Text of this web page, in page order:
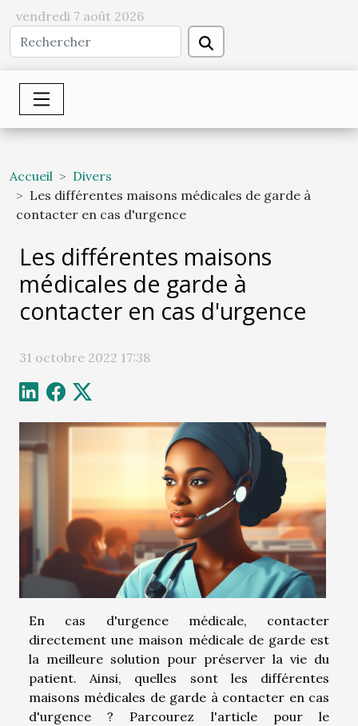
vendredi 7 août 2026
Accueil
Divers
Les différentes maisons médicales de garde à
contacter en cas d'urgence
Les différentes maisons
médicales de garde à
contacter en cas d'urgence
31 octobre 2022 17:38
En cas d'urgence médicale, contacter
directement une maison médicale de garde est
la meilleure solution pour préserver la vie du
patient. Ainsi, quelles sont les différentes
maisons médicales de garde à contacter en cas
d'urgence ? Parcourez l'article pour le